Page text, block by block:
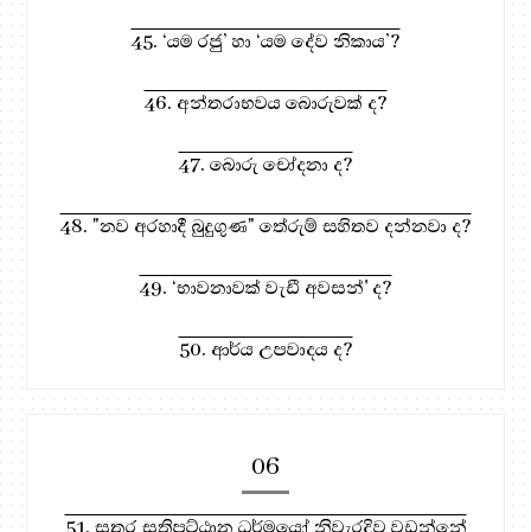
45. ‘යම රජු’ හා ‘යම දේව නිකාය’?
46. අන්තරාභවය බොරුවක් ද?
47. බොරු චෝදනා ද?
48. "නව අරහාදී බුදුගුණ" තේරුම් සහිතව දන්නවා ද?
49. ‘භාවනාවක් වැඩී අවසන්' ද?
50. ආර්ය උපවාදය ද?
06